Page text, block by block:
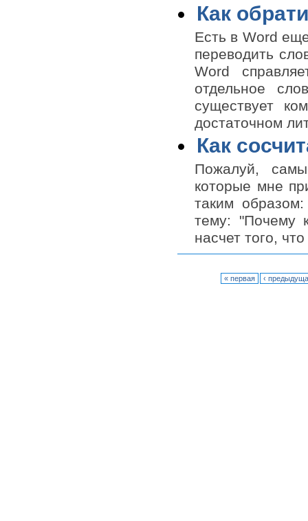
Как
Есть в Word
переводить
Word
отдельное
существует
достаточном
Как
Пожалуй,
которые мне
таким
тему: "Почему
насчет того,
« первая ‹